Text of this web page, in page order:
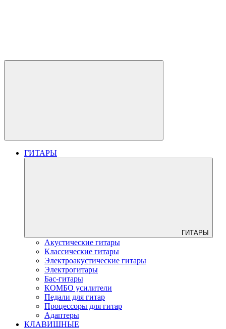
ГИТАРЫ
ГИТАРЫ
Акустические гитары
Классические гитары
Электроакустические гитары
Электрогитары
Бас-гитары
КОМБО усилители
Педали для гитар
Процессоры для гитар
Адаптеры
КЛАВИШНЫЕ